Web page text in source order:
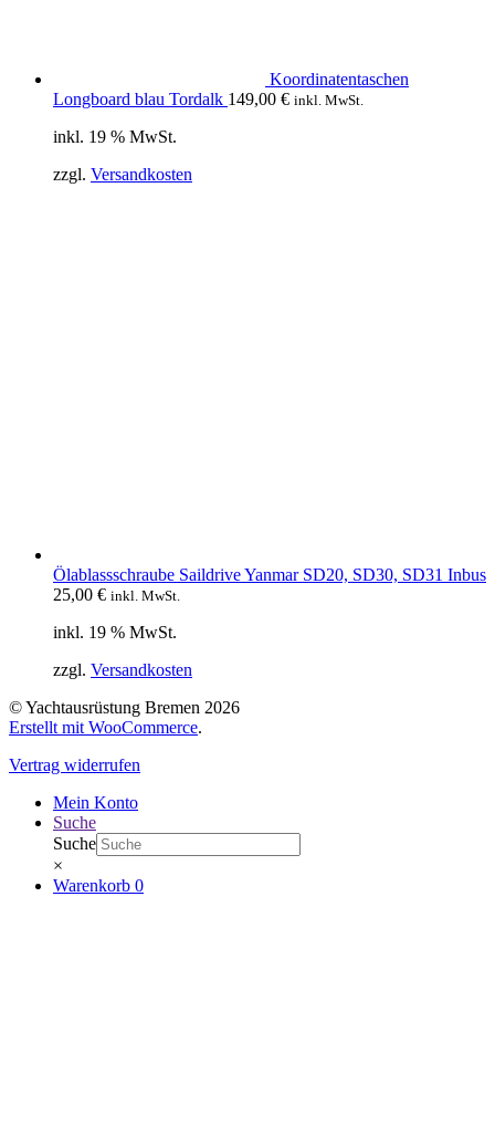
Koordinatentaschen
Longboard blau Tordalk 149,00 € inkl. MwSt.
inkl. 19 % MwSt.
zzgl. Versandkosten
Ölablassschraube Saildrive Yanmar SD20, SD30, SD31 Inbus
25,00 € inkl. MwSt.
inkl. 19 % MwSt.
zzgl. Versandkosten
© Yachtausrüstung Bremen 2026
Erstellt mit WooCommerce.
Vertrag widerrufen
Mein Konto
Suche
Suche
×
Warenkorb 0